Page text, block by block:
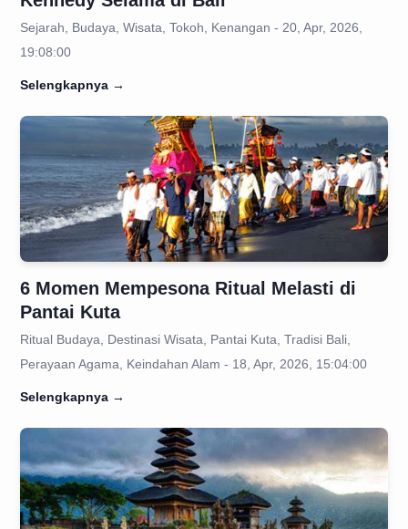
Sejarah, Budaya, Wisata, Tokoh, Kenangan - 20, Apr, 2026,
19:08:00
Selengkapnya →
6 Momen Mempesona Ritual Melasti di
Pantai Kuta
Ritual Budaya, Destinasi Wisata, Pantai Kuta, Tradisi Bali,
Perayaan Agama, Keindahan Alam - 18, Apr, 2026, 15:04:00
Selengkapnya →